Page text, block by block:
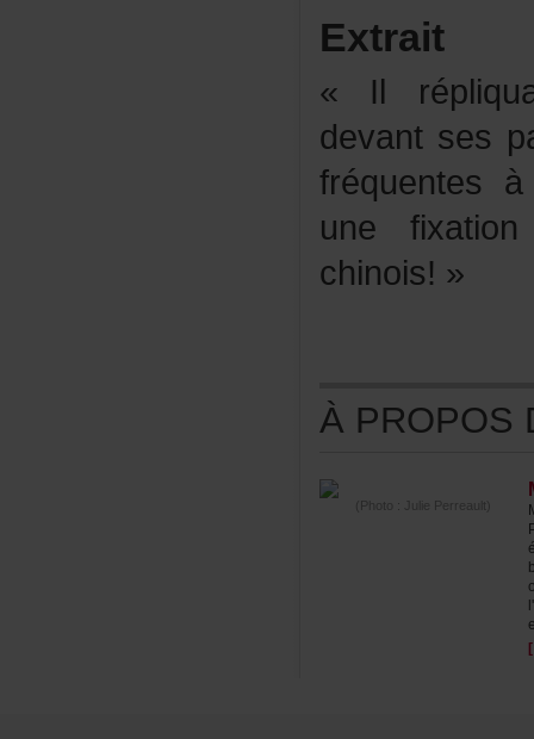
Extrait
chinois!»
(Photo:JuliePerreault)